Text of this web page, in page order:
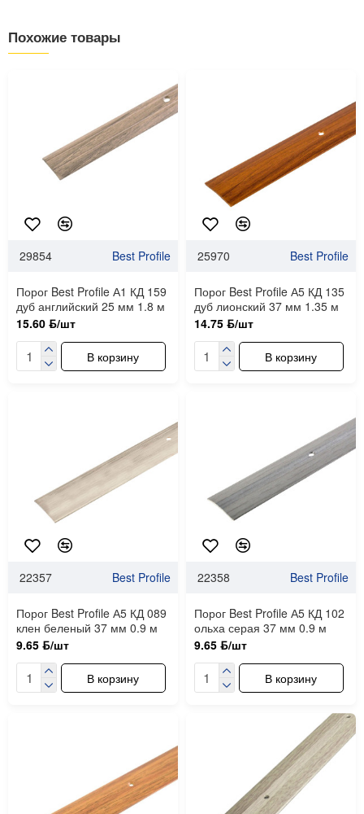
Похожие товары
29854 Best Profile
Порог Best Profile А1 КД 159
дуб английский 25 мм 1.8 м
15.60 ƃ/шт
В корзину
25970 Best Profile
Порог Best Profile А5 КД 135
дуб лионский 37 мм 1.35 м
14.75 ƃ/шт
В корзину
22357 Best Profile
Порог Best Profile А5 КД 089
клен беленый 37 мм 0.9 м
9.65 ƃ/шт
В корзину
22358 Best Profile
Порог Best Profile А5 КД 102
ольха серая 37 мм 0.9 м
9.65 ƃ/шт
В корзину